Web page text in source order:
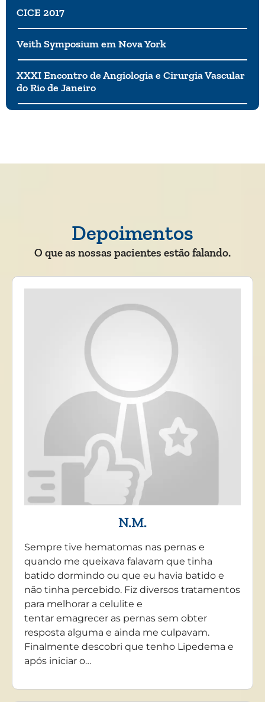
CICE 2017
Veith Symposium em Nova York
XXXI Encontro de Angiologia e Cirurgia Vascular
do Rio de Janeiro
Depoimentos
O que as nossas pacientes estão falando.
N.M.
Sempre tive hematomas nas pernas e
quando me queixava falavam que tinha
batido dormindo ou que eu havia batido e
não tinha percebido. Fiz diversos tratamentos
para melhorar a celulite e
tentar emagrecer as pernas sem obter
resposta alguma e ainda me culpavam.
Finalmente descobri que tenho Lipedema e
após iniciar o…